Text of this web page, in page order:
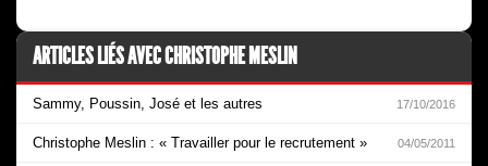
ARTICLES LIÉS AVEC CHRISTOPHE MESLIN
Sammy, Poussin, José et les autres 17/10/2016
Christophe Meslin : « Travailler pour le recrutement » 04/05/2011